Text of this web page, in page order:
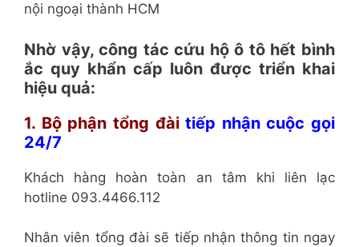
nội ngoại thành HCM
Nhờ vậy, công tác cứu hộ ô tô hết bình
ắc quy khẩn cấp luôn được triển khai
hiệu quả:
1. Bộ phận tổng đàitiếp nhận cuộc gọi
24/7
Khách hàng hoàn toàn an tâm khi liên lạc
hotline 093.4466.112
Nhân viên tổng đài sẽ tiếp nhận thông tin ngay